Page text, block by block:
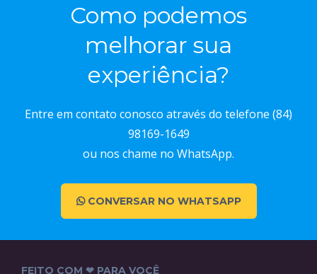
Como podemos
melhorar sua
experiência?
Entre em contato conosco através do telefone (84)
98169-1649
ou nos chame no WhatsApp.
CONVERSAR NO WHATSAPP
FEITO COM ❤ PARA VOCÊ